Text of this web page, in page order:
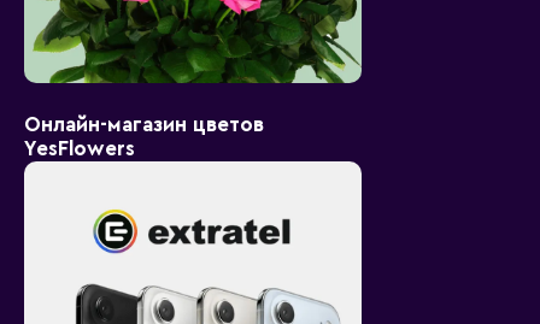
Онлайн-магазин цветов
YesFlowers